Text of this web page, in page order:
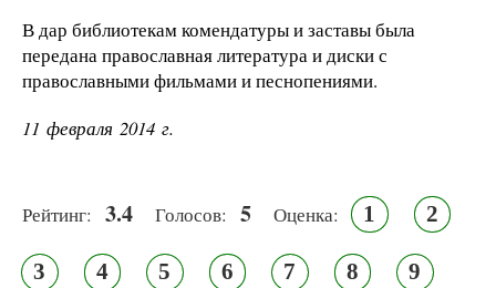
В дар библиотекам комендатуры и заставы была
передана православная литература и диски с
православными фильмами и песнопениями.
11 февраля 2014 г.
Рейтинг: 3.4 Голосов: 5 Оценка: 1 2
3 4 5 6 7 8 9